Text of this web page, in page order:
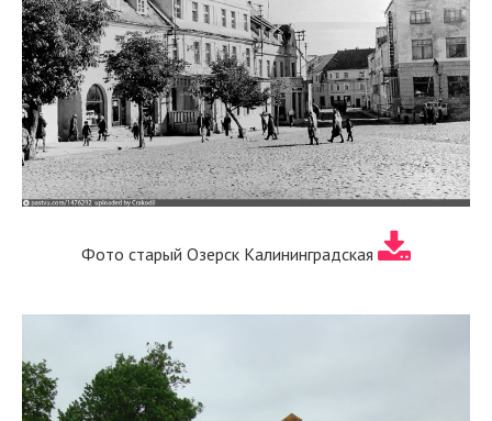
Фото старый Озерск Калининградская